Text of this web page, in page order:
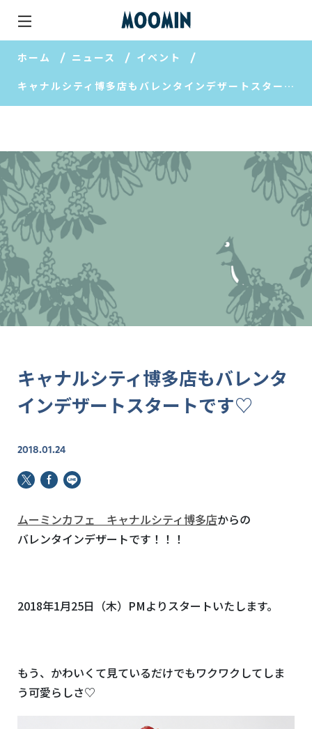
ホーム ニュース イベント
キャナルシティ博多店もバレンタインデザートスタートです♡
キャナルシティ博多店もバレンタ
インデザートスタートです♡
2018.01.24
ムーミンカフェ キャナルシティ博多店からの
バレンタインデザートです！！！
2018年1月25日（木）PMよりスタートいたします。
もう、かわいくて見ているだけでもワクワクしてしま
う可愛らしさ♡